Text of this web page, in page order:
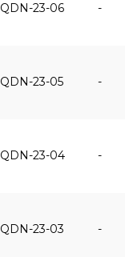
QDN-23-06 -
QDN-23-05 -
QDN-23-04 -
QDN-23-03 -